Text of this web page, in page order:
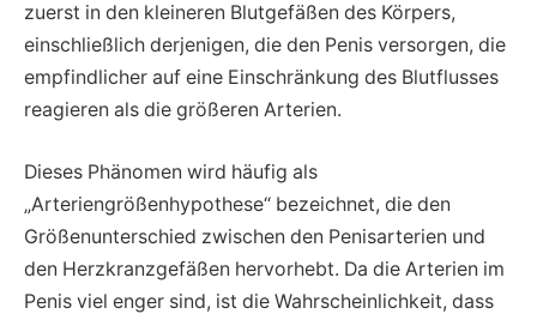
zuerst in den kleineren Blutgefäßen des Körpers,
einschließlich derjenigen, die den Penis versorgen, die
empfindlicher auf eine Einschränkung des Blutflusses
reagieren als die größeren Arterien.
Dieses Phänomen wird häufig als
„Arteriengrößenhypothese“ bezeichnet, die den
Größenunterschied zwischen den Penisarterien und
den Herzkranzgefäßen hervorhebt. Da die Arterien im
Penis viel enger sind, ist die Wahrscheinlichkeit, dass